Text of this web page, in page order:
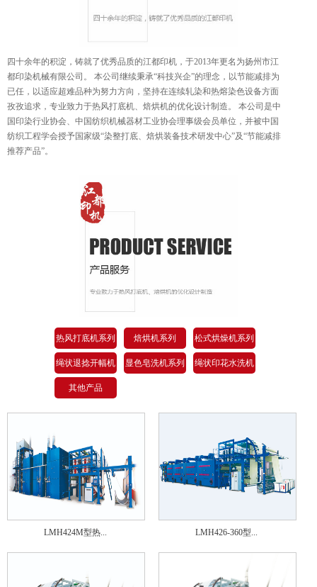
四十余年的积淀，铸就了优秀品质的江都印机，于2013年更名为扬州市江
都印染机械有限公司。 本公司继续秉承“科技兴企”的理念，以节能减排为
已任，以适应超难品种为努力方向，坚持在连续轧染和热熔染色设备方面
孜孜追求，专业致力于热风打底机、焙烘机的优化设计制造。 本公司是中
国印染行业协会、中国纺织机械器材工业协会理事级会员单位，并被中国
纺织工程学会授予国家级“染整打底、焙烘装备技术研发中心”及“节能减排
推荐产品”。
热风打底机系列 焙烘机系列 松式烘燥机系列
绳状退捻开幅机
系列
显色皂洗机系列 绳状印花水洗机
其他产品
LMH424M型热... LMH426-360型...